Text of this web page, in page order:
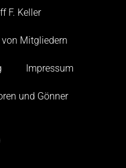
F. Keller
von Mitgliedern
Impressum
und Gönner